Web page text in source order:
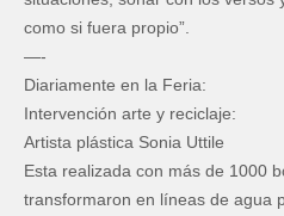
como si fuera propio”.
—-
Diariamente en la Feria:
Intervención arte y reciclaje:
Artista plástica Sonia Uttile
Esta realizada con más de 1000
transformaron en líneas de agua